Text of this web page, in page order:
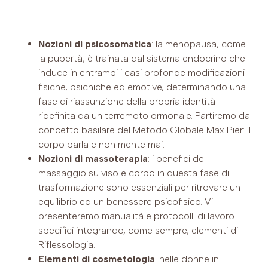
Nozioni di psicosomatica: la menopausa, come
la pubertà, è trainata dal sistema endocrino che
induce in entrambi i casi profonde modificazioni
fisiche, psichiche ed emotive, determinando una
fase di riassunzione della propria identità
ridefinita da un terremoto ormonale. Partiremo dal
concetto basilare del Metodo Globale Max Pier: il
corpo parla e non mente mai.
Nozioni di massoterapia: i benefici del
massaggio su viso e corpo in questa fase di
trasformazione sono essenziali per ritrovare un
equilibrio ed un benessere psicofisico. Vi
presenteremo manualità e protocolli di lavoro
specifici integrando, come sempre, elementi di
Riflessologia.
Elementi di cosmetologia: nelle donne in